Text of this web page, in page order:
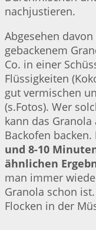
nachjustieren.
Abgesehen
gebackenem
Co. in einer
Flüssigkeiten
gut vermischen
(s.Fotos). Wer
kann das
Backofen backen.
und 8-10
ähnlichen
man immer
Granola schon
Flocken in der